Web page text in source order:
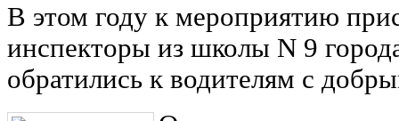
В этом году к мероприятию
инспекторы из школы N 9
обратились к водителям с